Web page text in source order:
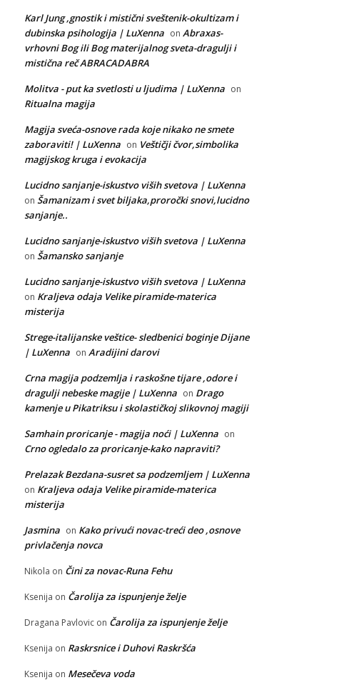
Karl Jung ,gnostik i mistični sveštenik-okultizam i
dubinska psihologija | LuXenna on Abraxas-
vrhovni Bog ili Bog materijalnog sveta-dragulji i
mistična reč ABRACADABRA
Molitva - put ka svetlosti u ljudima | LuXenna on
Ritualna magija
Magija sveća-osnove rada koje nikako ne smete
zaboraviti! | LuXenna on Veštičji čvor,simbolika
magijskog kruga i evokacija
Lucidno sanjanje-iskustvo viših svetova | LuXenna
on Šamanizam i svet biljaka,proročki snovi,lucidno
sanjanje..
Lucidno sanjanje-iskustvo viših svetova | LuXenna
on Šamansko sanjanje
Lucidno sanjanje-iskustvo viših svetova | LuXenna
on Kraljeva odaja Velike piramide-materica
misterija
Strege-italijanske veštice- sledbenici boginje Dijane
| LuXenna on Aradijini darovi
Crna magija podzemlja i raskošne tijare ,odore i
dragulji nebeske magije | LuXenna on Drago
kamenje u Pikatriksu i skolastičkoj slikovnoj magiji
Samhain proricanje - magija noći | LuXenna on
Crno ogledalo za proricanje-kako napraviti?
Prelazak Bezdana-susret sa podzemljem | LuXenna
on Kraljeva odaja Velike piramide-materica
misterija
Jasmina on Kako privući novac-treći deo ,osnove
privlačenja novca
Nikola on Čini za novac-Runa Fehu
Ksenija on Čarolija za ispunjenje želje
Dragana Pavlovic on Čarolija za ispunjenje želje
Ksenija on Raskrsnice i Duhovi Raskršća
Ksenija on Mesečeva voda